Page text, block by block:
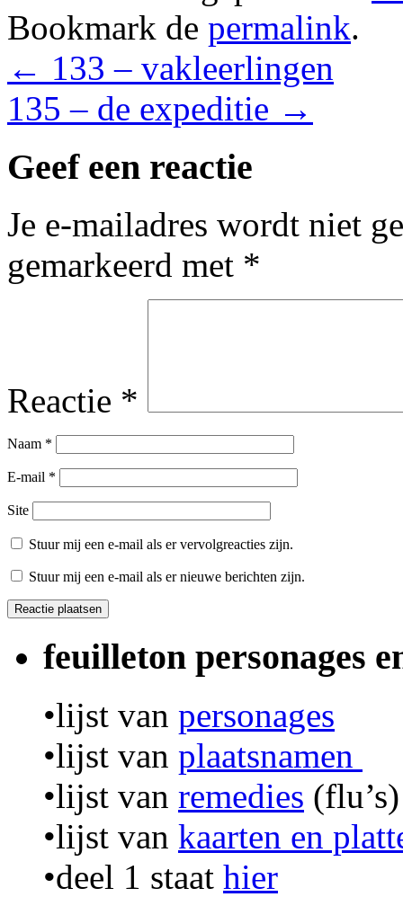
Bookmark de permalink.
← 133 – vakleerlingen
135 – de expeditie →
Geef een reactie
Je e-mailadres wordt niet
gemarkeerd met *
Reactie *
Naam *
E-mail *
Site
Stuur mij een e-mail als er vervolgreacties zijn.
Stuur mij een e-mail als er nieuwe berichten zijn.
feuilleton personages
•lijst van personages
•lijst van plaatsnamen
•lijst van remedies (flu’s)
•lijst van kaarten en
•deel 1 staat hier